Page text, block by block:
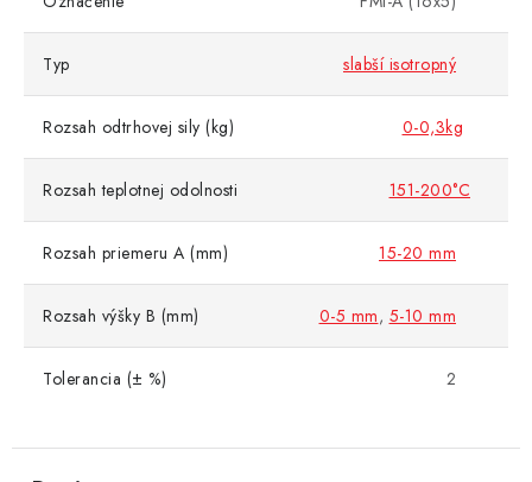
Typ slabší isotropný
Rozsah odtrhovej sily (kg) 0-0,3kg
Rozsah teplotnej odolnosti 151-200°C
Rozsah priemeru A (mm) 15-20 mm
Rozsah výšky B (mm) 0-5 mm, 5-10 mm
Tolerancia (± %) 2